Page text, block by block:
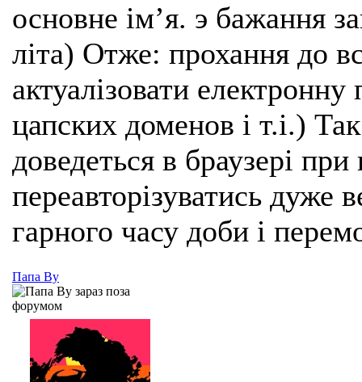
основне імʼя. э бажання
літа) Отже: прохання до
актуалізовати
цапских доменов і т.і.)
доведеться в браузері
переавторізуватись
гарного часу доби і
Папа Ву